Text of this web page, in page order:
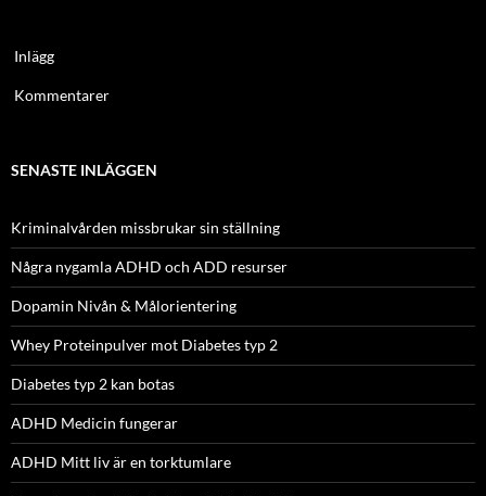
Inlägg
Kommentarer
SENASTE INLÄGGEN
Kriminalvården missbrukar sin ställning
Några nygamla ADHD och ADD resurser
Dopamin Nivån & Målorientering
Whey Proteinpulver mot Diabetes typ 2
Diabetes typ 2 kan botas
ADHD Medicin fungerar
ADHD Mitt liv är en torktumlare